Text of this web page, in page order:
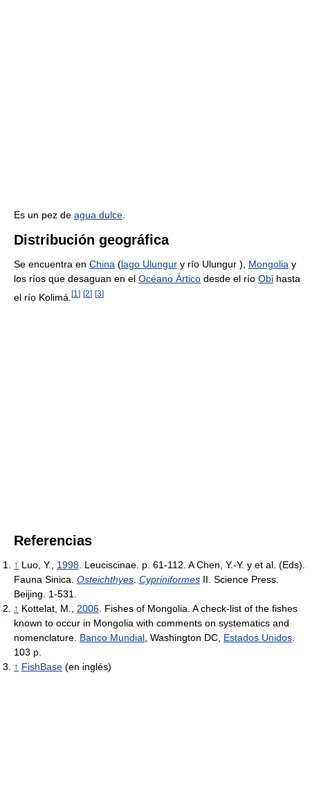
Es un pez de agua dulce
Distribución geográfica
Se encuentra en China (lago Ulungur y río Ulungur ), Mongolia y
los ríos que desaguan en el Océano Ártico desde el río Obi hasta
el río Kolimá. [1 ] [2] [3]
Referencias
↑ Luo, Y., 1998 . Leuciscinae. p. 61-112. A Chen, Y.-Y. y et al. (Eds).
Fauna Sinica. Osteichthyes Cypriniformes II. Science Press.
Beijing. 1-531.
↑ Kottelat, M., 2006 . Fishes of Mongolia. A check-list of the fishes
known to occur in Mongolia with comments on systematics and
nomenclature. Banco Mundial , Washington DC, Estados Unidos
103 p.
↑ FishBase (en inglés)